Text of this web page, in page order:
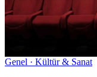
Genel · Kültür & Sanat